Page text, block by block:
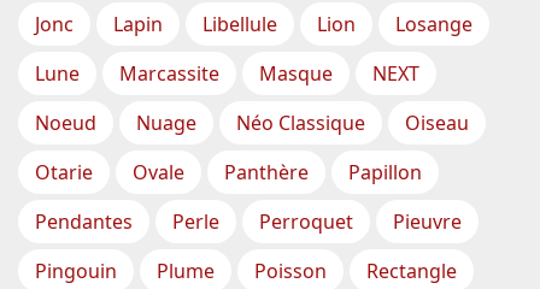
Jonc
Lapin Libellule Lion
Losange
Lune
Marcassite Masque
NEXT
Noeud
Nuage Néo Classique
Oiseau
Otarie
Ovale Panthère
Papillon
Pendantes
Perle Perroquet
Pieuvre
Pingouin
Plume Poisson
Rectangle